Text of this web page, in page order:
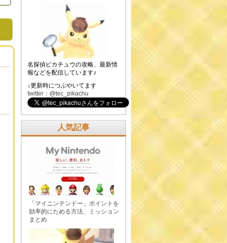
名探偵ピカチュウの攻略、最新情
報などを配信しています♪
↓更新時につぶやいてます
twitter：@tec_pikachu
人気記事
「マイニンテンドー」ポイントを
効率的にためる方法、ミッション
まとめ